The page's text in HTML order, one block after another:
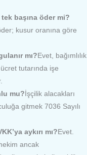
başına öder mi?
kusur oranına göre
mı?Evet, bağımlılık
tutarında işe
mu?İşçilik alacakları
gitmek 7036 Sayılı
aykırı mı?Evet.
ancak